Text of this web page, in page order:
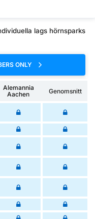
lags hörnsparks
ONLY
Alemannia
Aachen
Genomsnitt